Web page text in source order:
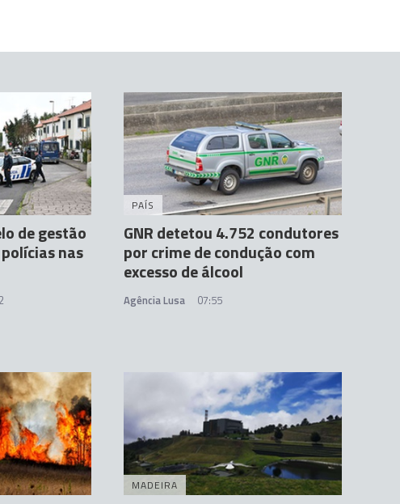
de gestão
nas
PAÍS
GNR detetou 4.752 condutores
por crime de condução com
excesso de álcool
Agência Lusa 07:55
MADEIRA